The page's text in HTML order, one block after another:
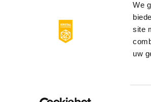
We
site
uw